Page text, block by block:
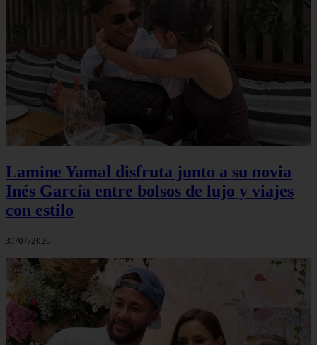
Lamine Yamal disfruta junto a su novia
Inés García entre bolsos de lujo y viajes
con estilo
31/07/2026